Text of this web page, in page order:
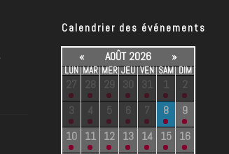
Calendrier des événements
« AOÛT 2026 »
LUN MAR MER JEU VEN SAM DIM
27 28 29 30 31 1
2
3
4 5 6 7 8
9
10 11 12 13 14 15 16